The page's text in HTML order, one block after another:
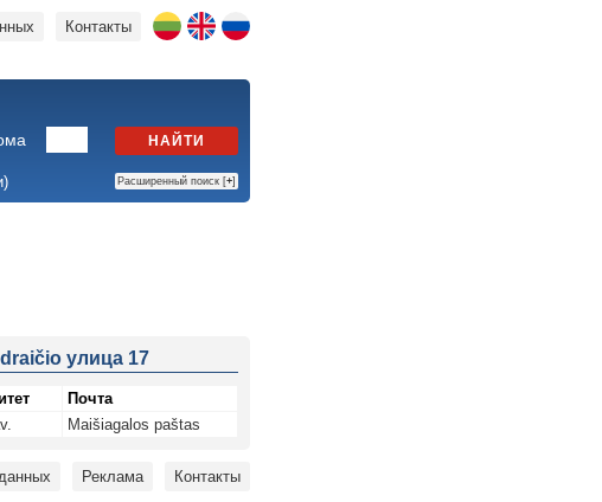
Контакты
НАЙТИ
Расширенный поиск [+]
улица 17
Почта
Maišiagalos paštas
Реклама Контакты